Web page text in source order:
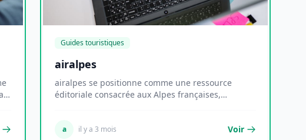
Guides touristiques
airalpes
airalpes se positionne comme une ressource
éditoriale consacrée aux Alpes françaises,
a il y a 3 mois Voir